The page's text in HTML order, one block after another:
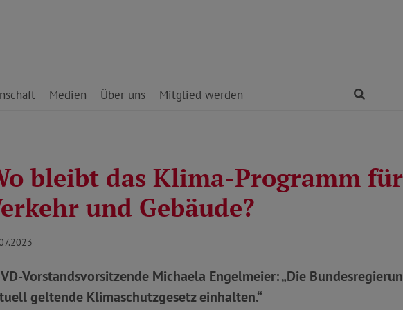
Medien Über uns Mitglied werden
bleibt das Klima-Programm für
und Gebäude?
Vorstandsvorsitzende Michaela Engelmeier: „Die
geltende Klimaschutzgesetz einhalten.“